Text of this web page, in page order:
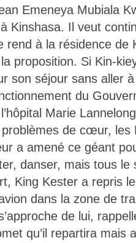
Emeneya Mubiala
Kinshasa. Il veut
rend à la résidence de
proposition. Si Kin-
son séjour sans aller
du
Marie
de cœur, les
a amené ce géant
danser, mais tous
King Kester a repris
dans la zone de
de lui,
qu’il repartira mais